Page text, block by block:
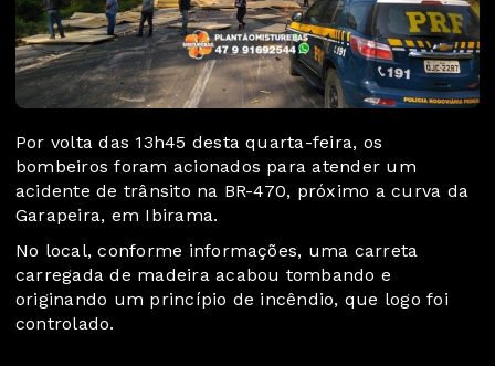
Por volta das 13h45 desta quarta-feira, os
bombeiros foram acionados para atender um
acidente de trânsito na BR-470, próximo a curva da
Garapeira, em Ibirama.
No local, conforme informações, uma carreta
carregada de madeira acabou tombando e
originando um princípio de incêndio, que logo foi
controlado.